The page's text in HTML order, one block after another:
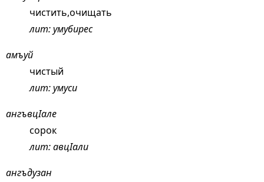
чистить,очищать
лит: умубирес
амъуй
чистый
лит: умуси
ангъвцIале
сорок
лит: авцIали
ангъдузан